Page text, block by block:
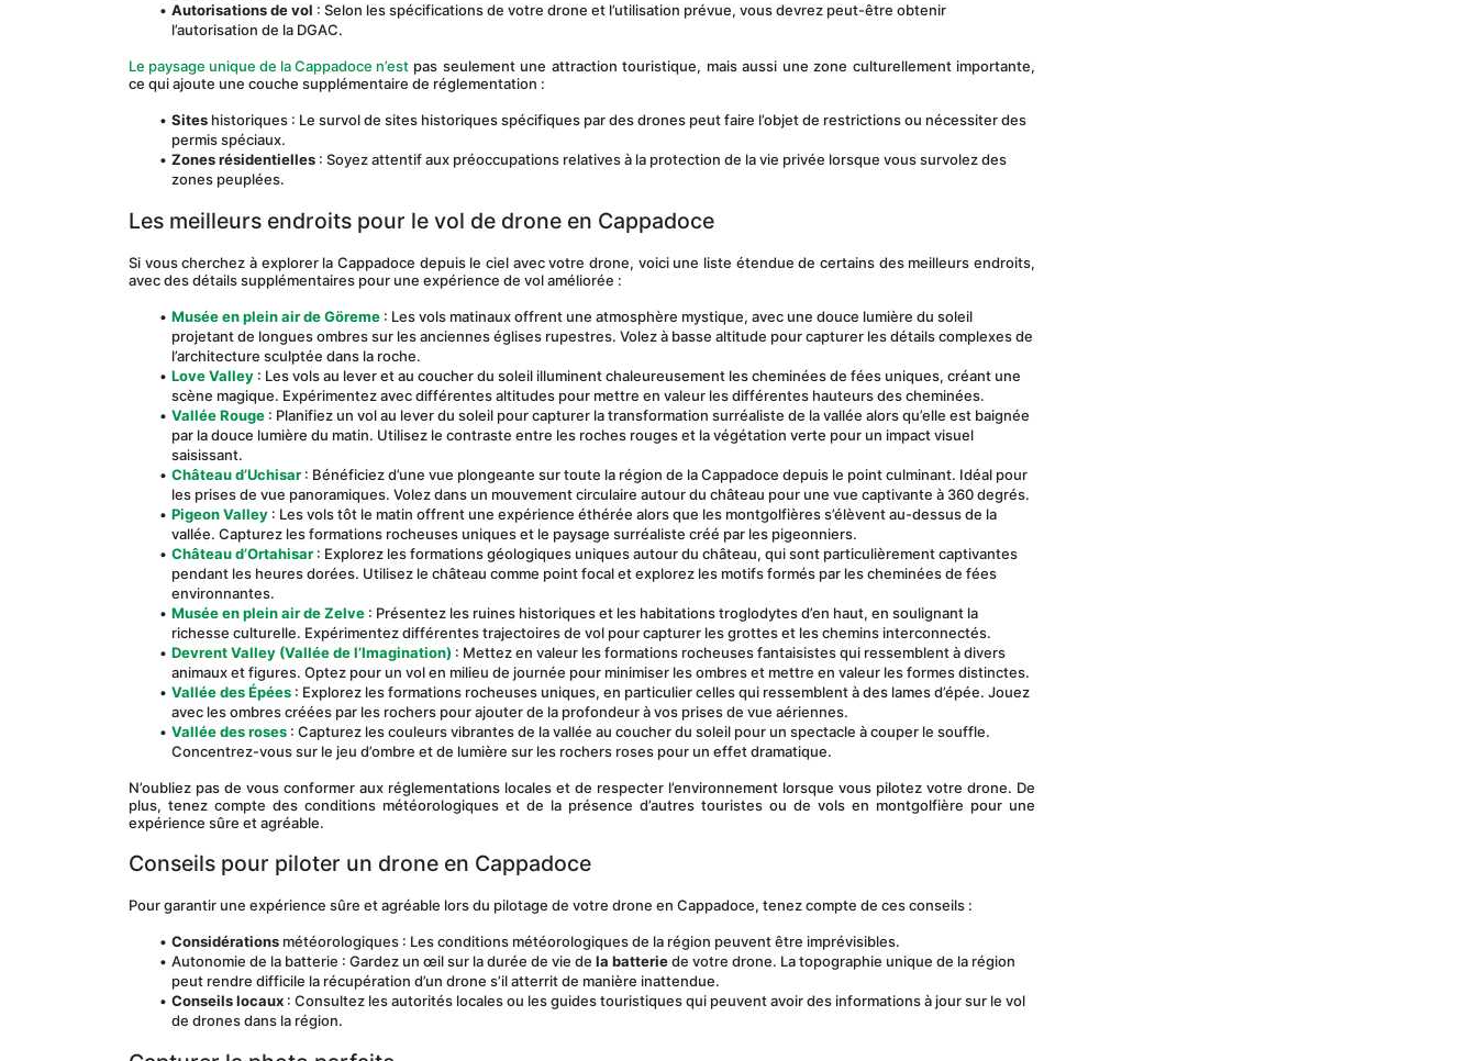
Autorisations de vol : Selon les spécifications de votre drone et l’utilisation prévue, vous devrez peut-être obtenir
l’autorisation de la DGAC.
Le paysage unique de la Cappadoce n’est pas seulement une attraction touristique, mais aussi une zone culturellement importante,
ce qui ajoute une couche supplémentaire de réglementation :
Sites historiques : Le survol de sites historiques spécifiques par des drones peut faire l’objet de restrictions ou nécessiter des
permis spéciaux.
Zones résidentielles : Soyez attentif aux préoccupations relatives à la protection de la vie privée lorsque vous survolez des
zones peuplées.
Les meilleurs endroits pour le vol de drone en Cappadoce
Si vous cherchez à explorer la Cappadoce depuis le ciel avec votre drone, voici une liste étendue de certains des meilleurs endroits,
avec des détails supplémentaires pour une expérience de vol améliorée :
Musée en plein air de Göreme : Les vols matinaux offrent une atmosphère mystique, avec une douce lumière du soleil
projetant de longues ombres sur les anciennes églises rupestres. Volez à basse altitude pour capturer les détails complexes de
l’architecture sculptée dans la roche.
Love Valley : Les vols au lever et au coucher du soleil illuminent chaleureusement les cheminées de fées uniques, créant une
scène magique. Expérimentez avec différentes altitudes pour mettre en valeur les différentes hauteurs des cheminées.
Vallée Rouge : Planifiez un vol au lever du soleil pour capturer la transformation surréaliste de la vallée alors qu’elle est baignée
par la douce lumière du matin. Utilisez le contraste entre les roches rouges et la végétation verte pour un impact visuel
saisissant.
Château d’Uchisar : Bénéficiez d’une vue plongeante sur toute la région de la Cappadoce depuis le point culminant. Idéal pour
les prises de vue panoramiques. Volez dans un mouvement circulaire autour du château pour une vue captivante à 360 degrés.
Pigeon Valley : Les vols tôt le matin offrent une expérience éthérée alors que les montgolfières s’élèvent au-dessus de la
vallée. Capturez les formations rocheuses uniques et le paysage surréaliste créé par les pigeonniers.
Château d’Ortahisar : Explorez les formations géologiques uniques autour du château, qui sont particulièrement captivantes
pendant les heures dorées. Utilisez le château comme point focal et explorez les motifs formés par les cheminées de fées
environnantes.
Musée en plein air de Zelve : Présentez les ruines historiques et les habitations troglodytes d’en haut, en soulignant la
richesse culturelle. Expérimentez différentes trajectoires de vol pour capturer les grottes et les chemins interconnectés.
Devrent Valley (Vallée de l’Imagination) : Mettez en valeur les formations rocheuses fantaisistes qui ressemblent à divers
animaux et figures. Optez pour un vol en milieu de journée pour minimiser les ombres et mettre en valeur les formes distinctes.
Vallée des Épées : Explorez les formations rocheuses uniques, en particulier celles qui ressemblent à des lames d’épée. Jouez
avec les ombres créées par les rochers pour ajouter de la profondeur à vos prises de vue aériennes.
Vallée des roses : Capturez les couleurs vibrantes de la vallée au coucher du soleil pour un spectacle à couper le souffle.
Concentrez-vous sur le jeu d’ombre et de lumière sur les rochers roses pour un effet dramatique.
N’oubliez pas de vous conformer aux réglementations locales et de respecter l’environnement lorsque vous pilotez votre drone. De
plus, tenez compte des conditions météorologiques et de la présence d’autres touristes ou de vols en montgolfière pour une
expérience sûre et agréable.
Conseils pour piloter un drone en Cappadoce
Pour garantir une expérience sûre et agréable lors du pilotage de votre drone en Cappadoce, tenez compte de ces conseils :
Considérations météorologiques : Les conditions météorologiques de la région peuvent être imprévisibles.
Autonomie de la batterie : Gardez un œil sur la durée de vie de la batterie de votre drone. La topographie unique de la région
peut rendre difficile la récupération d’un drone s’il atterrit de manière inattendue.
Conseils locaux : Consultez les autorités locales ou les guides touristiques qui peuvent avoir des informations à jour sur le vol
de drones dans la région.